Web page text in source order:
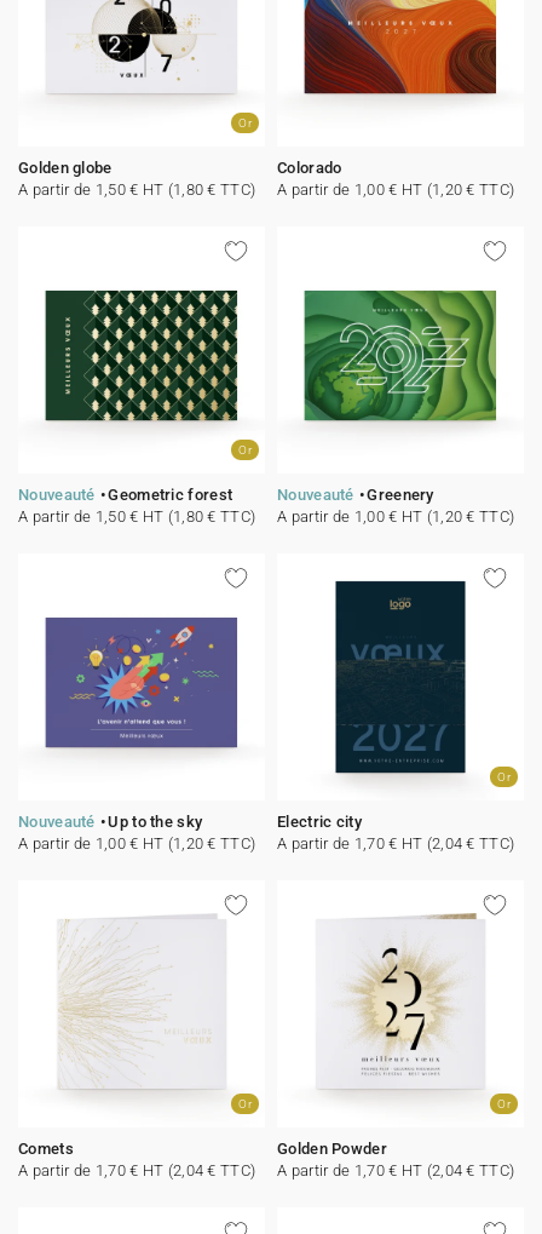
Or
Golden globe
A partir de 1,50 € HT (1,80 € TTC)
Colorado
A partir de 1,00 € HT (1,20 € TTC)
Or
Nouveauté
Geometric forest
A partir de 1,50 € HT (1,80 € TTC)
Nouveauté
Greenery
A partir de 1,00 € HT (1,20 € TTC)
Nouveauté
Up to the sky
A partir de 1,00 € HT (1,20 € TTC)
Or
Electric city
A partir de 1,70 € HT (2,04 € TTC)
Or
Comets
A partir de 1,70 € HT (2,04 € TTC)
Or
Golden Powder
A partir de 1,70 € HT (2,04 € TTC)